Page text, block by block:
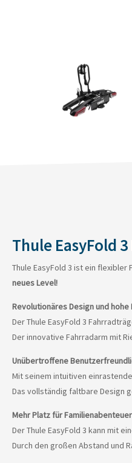
Thule EasyFold
Thule EasyFold 3 ist ein
neues Level!
Revolutionäres Design und
Der Thule EasyFold 3
Der innovative Fahrradarm mit
Unübertroffene
Mit seinem intuitiven
Das vollständig faltbare Design
Mehr Platz für Familienabenteuer
Der Thule EasyFold 3 kann mit
Durch den großen Abstand und